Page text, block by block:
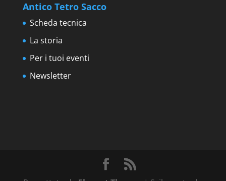
Antico Tetro Sacco
Scheda tecnica
La storia
Per i tuoi eventi
Newsletter